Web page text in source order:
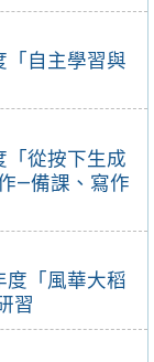
「自主學習與
「從按下生成
—備課、寫作
度「風華大稻
習